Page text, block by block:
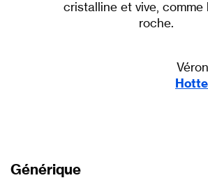
cristalline et vive, comme
roche.
Générique